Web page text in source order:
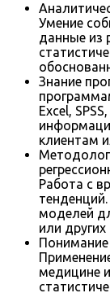
Умение
данные из
Знание
Excel,
клиентам
Работа с
моделей
или
Понимание
медицине